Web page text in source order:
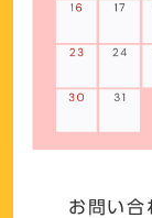
お問い合